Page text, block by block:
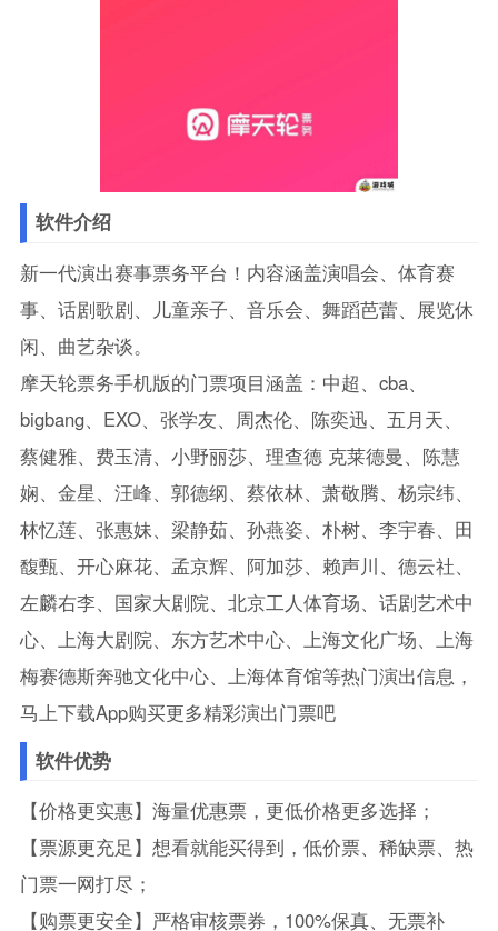
软件介绍
新一代演出赛事票务平台！内容涵盖演唱会、体育赛
事、话剧歌剧、儿童亲子、音乐会、舞蹈芭蕾、展览休
闲、曲艺杂谈。
摩天轮票务手机版的门票项目涵盖：中超、cba、
bigbang、EXO、张学友、周杰伦、陈奕迅、五月天、
蔡健雅、费玉清、小野丽莎、理查德 克莱德曼、陈慧
娴、金星、汪峰、郭德纲、蔡依林、萧敬腾、杨宗纬、
林忆莲、张惠妹、梁静茹、孙燕姿、朴树、李宇春、田
馥甄、开心麻花、孟京辉、阿加莎、赖声川、德云社、
左麟右李、国家大剧院、北京工人体育场、话剧艺术中
心、上海大剧院、东方艺术中心、上海文化广场、上海
梅赛德斯奔驰文化中心、上海体育馆等热门演出信息，
马上下载App购买更多精彩演出门票吧
软件优势
【价格更实惠】海量优惠票，更低价格更多选择；
【票源更充足】想看就能买得到，低价票、稀缺票、热
门票一网打尽；
【购票更安全】严格审核票券，100%保真、无票补